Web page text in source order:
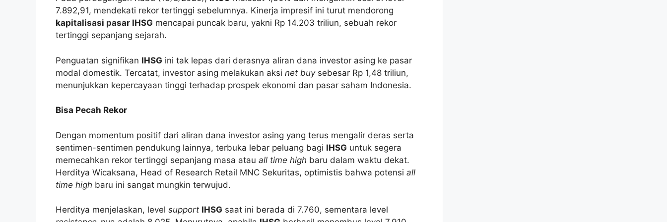
7.892,91, mendekati rekor tertinggi sebelumnya. Kinerja impresif ini turut mendorong
kapitalisasi pasar IHSG mencapai puncak baru, yakni Rp 14.203 triliun, sebuah rekor
tertinggi sepanjang sejarah.
Penguatan signifikan IHSG ini tak lepas dari derasnya aliran dana investor asing ke pasar
modal domestik. Tercatat, investor asing melakukan aksi net buysebesar Rp 1,48 triliun,
menunjukkan kepercayaan tinggi terhadap prospek ekonomi dan pasar saham Indonesia.
Bisa Pecah Rekor
Dengan momentum positif dari aliran dana investor asing yang terus mengalir deras serta
sentimen-sentimen pendukung lainnya, terbuka lebar peluang bagi IHSG untuk segera
memecahkan rekor tertinggi sepanjang masa atau all time high baru dalam waktu dekat.
Herditya Wicaksana, Head of Research Retail MNC Sekuritas, optimistis bahwa potensi all
time high baru ini sangat mungkin terwujud.
Herditya menjelaskan, level support IHSG saat ini berada di 7.760, sementara level